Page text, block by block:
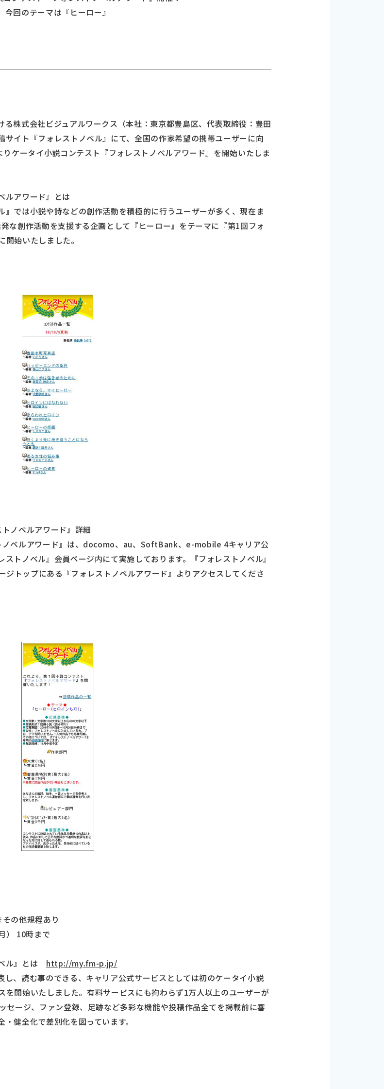
今回のテーマは『ヒーロー』
株式会社ビジュアルワークス（本社：東京都豊島区、代表取締役：豊田
イト『フォレストノベル』にて、全国の作家希望の携帯ユーザーに向
ケータイ小説コンテスト『フォレストノベルアワード』を開始いたしま
ルアワード』とは
では小説や詩などの創作活動を積極的に行うユーザーが多く、現在ま
な創作活動を支援する企画として『ヒーロー』をテーマに『第1回フォ
始いたしました。
ノベルアワード』詳細
ノベルアワード』は、docomo、au、SoftBank、e-mobile 4キャリア公
トノベル』会員ページ内にて実施しております。『フォレストノベル』
ジトップにある『フォレストノベルアワード』よりアクセスしてくださ
の他規程あり
） 10時まで
ル』とは http://my.fm-p.jp/
、読む事のできる、キャリア公式サービスとしては初のケータイ小説
開始いたしました。有料サービスにも拘わらず1万人以上のユーザーが
セージ、ファン登録、足跡など多彩な機能や投稿作品全てを掲載前に審
健全化で差別化を図っています。